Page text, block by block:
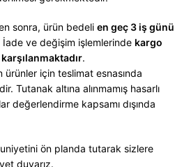
sonra, ürün bedeli en geç 3 iş günü
İade ve değişim işlemlerinde kargo
.
ürünler için teslimat esnasında
Tutanak altına alınmamış hasarlı
değerlendirme kapsamı dışında
ön planda tutarak sizlere
duyarız.